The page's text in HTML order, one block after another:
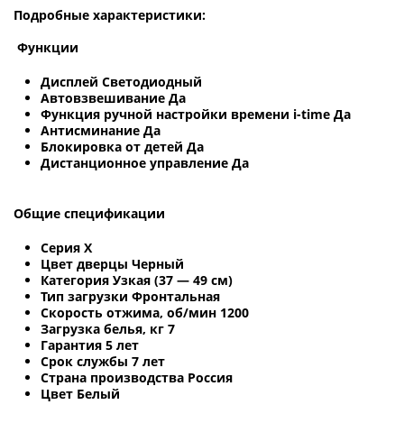
Подробные характеристики:
Функции
Дисплей Светодиодный
Автовзвешивание Да
Функция ручной настройки времени i-time Да
Антисминание Да
Блокировка от детей Да
Дистанционное управление Да
Общие спецификации
Серия X
Цвет дверцы Черный
Категория Узкая (37 — 49 см)
Тип загрузки Фронтальная
Скорость отжима, об/мин 1200
Загрузка белья, кг 7
Гарантия 5 лет
Срок службы 7 лет
Страна производства Россия
Цвет Белый